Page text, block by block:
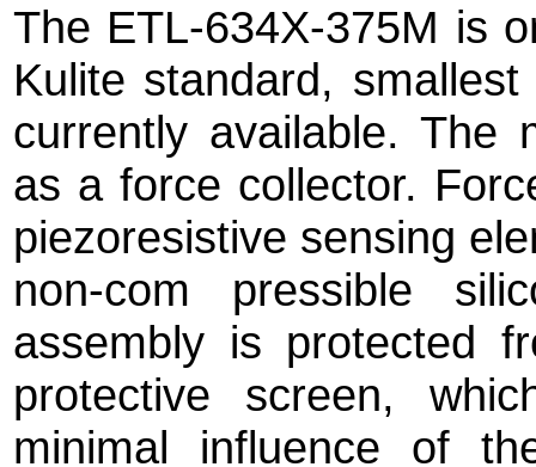
The ETL-634X-375M is
Kulite standard,
currently available. The
as a force collector.
piezoresistive sensing
non-com pressible
assembly is protected
protective screen,
minimal influence of